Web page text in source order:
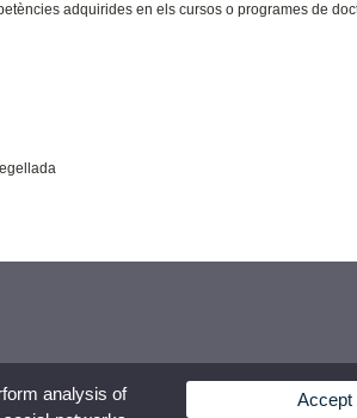
adquirides en els cursos o programes de
analysis of
Accept